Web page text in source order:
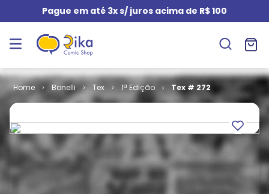
Pague em até 3x s/ juros acima de R$ 100
Bonelli Tex 1ª Edição Tex # 272